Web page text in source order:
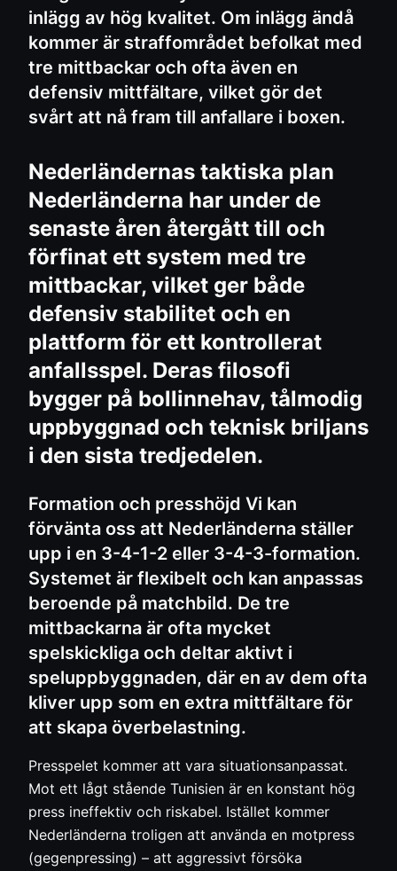
inlägg av hög kvalitet. Om inlägg ändå
kommer är straffområdet befolkat med
tre mittbackar och ofta även en
defensiv mittfältare, vilket gör det
svårt att nå fram till anfallare i boxen.
Nederländernas taktiska plan
Nederländerna har under de
senaste åren återgått till och
förfinat ett system med tre
mittbackar, vilket ger både
defensiv stabilitet och en
plattform för ett kontrollerat
anfallsspel. Deras filosofi
bygger på bollinnehav, tålmodig
uppbyggnad och teknisk briljans
i den sista tredjedelen.
Formation och presshöjd Vi kan
förvänta oss att Nederländerna ställer
upp i en 3-4-1-2 eller 3-4-3-formation.
Systemet är flexibelt och kan anpassas
beroende på matchbild. De tre
mittbackarna är ofta mycket
spelskickliga och deltar aktivt i
speluppbyggnaden, där en av dem ofta
kliver upp som en extra mittfältare för
att skapa överbelastning.
Presspelet kommer att vara situationsanpassat.
Mot ett lågt stående Tunisien är en konstant hög
press ineffektiv och riskabel. Istället kommer
Nederländerna troligen att använda en motpress
(gegenpressing) – att aggressivt försöka